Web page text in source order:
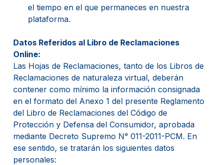
el tiempo en el que permaneces en nuestra
plataforma.
Datos Referidos al Libro de Reclamaciones
Online:
Las Hojas de Reclamaciones, tanto de los Libros de
Reclamaciones de naturaleza virtual, deberán
contener como mínimo la información consignada
en el formato del Anexo 1 del presente Reglamento
del Libro de Reclamaciones del Código de
Protección y Defensa del Consumidor, aprobada
mediante Decreto Supremo N° 011-2011-PCM. En
ese sentido, se tratarán los siguientes datos
personales: